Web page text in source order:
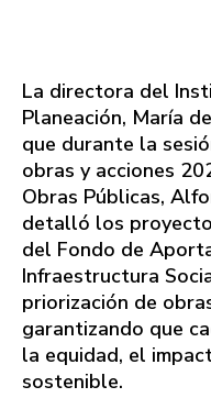
La directora del
Planeación, María
que durante la
obras y acciones
Obras Públicas,
detalló los
del Fondo de
Infraestructura
priorización de
garantizando que
la equidad, el
sostenible.